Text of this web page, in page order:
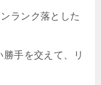
ランク落とした
手を交えて、リ